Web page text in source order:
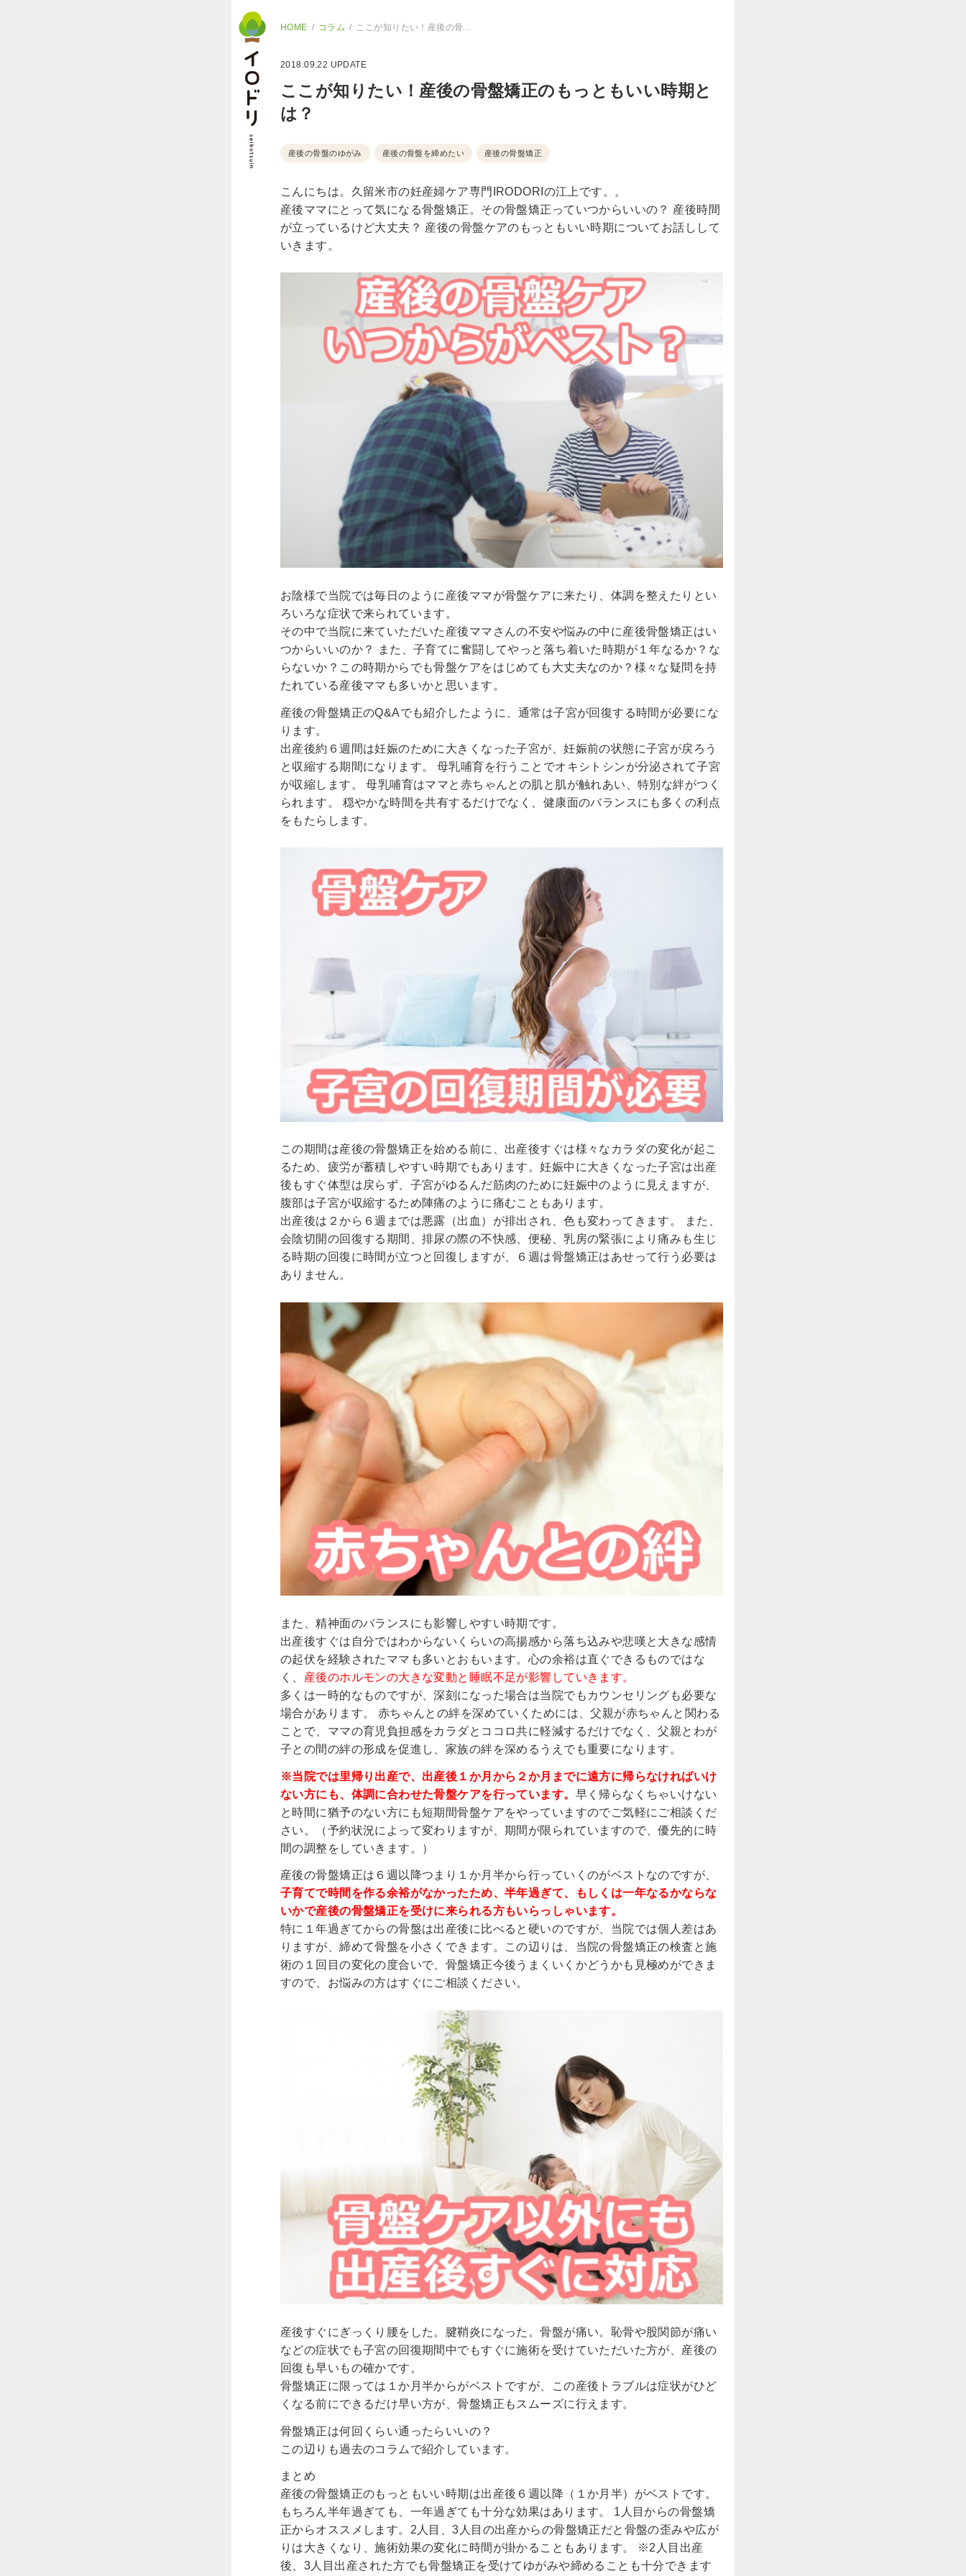
HOME コラム ここが知りたい！産後の骨...
2018.09.22 UPDATE
ここが知りたい！産後の骨盤矯正のもっともいい時期と
は？
産後の骨盤のゆがみ 産後の骨盤を締めたい 産後の骨盤矯正
こんにちは。久留米市の妊産婦ケア専門IRODORIの江上です。。
産後ママにとって気になる骨盤矯正。その骨盤矯正っていつからいいの？ 産後時間
が立っているけど大丈夫？ 産後の骨盤ケアのもっともいい時期についてお話しして
いきます。
お陰様で当院では毎日のように産後ママが骨盤ケアに来たり、体調を整えたりとい
ろいろな症状で来られています。
その中で当院に来ていただいた産後ママさんの不安や悩みの中に産後骨盤矯正はい
つからいいのか？
また、子育てに奮闘してやっと落ち着いた時期が１年なるか？な
らないか？この時期からでも骨盤ケアをはじめても大丈夫なのか？様々な疑問を持
たれている産後ママも多いかと思います。
産後の骨盤矯正のQ&Aでも紹介したように、通常は子宮が回復する時間が必要にな
ります。
出産後約６週間は妊娠のために大きくなった子宮が、妊娠前の状態に子宮が戻ろう
と収縮する期間になります。
母乳哺育を行うことでオキシトシンが分泌されて子宮
が収縮します。
母乳哺育はママと赤ちゃんとの肌と肌が触れあい、特別な絆がつく
られます。
穏やかな時間を共有するだけでなく、健康面のバランスにも多くの利点
をもたらします。
この期間は産後の骨盤矯正を始める前に、出産後すぐは様々なカラダの変化が起こ
るため、疲労が蓄積しやすい時期でもあります。妊娠中に大きくなった子宮は出産
後もすぐ体型は戻らず、子宮がゆるんだ筋肉のために妊娠中のように見えますが、
腹部は子宮が収縮するため陣痛のように痛むこともあります。
出産後は２から６週までは悪露（出血）が排出され、色も変わってきます。
また、
会陰切開の回復する期間、排尿の際の不快感、便秘、乳房の緊張により痛みも生じ
る時期の回復に時間が立つと回復しますが、６週は骨盤矯正はあせって行う必要は
ありません。
また、精神面のバランスにも影響しやすい時期です。
出産後すぐは自分ではわからないくらいの高揚感から落ち込みや悲嘆と大きな感情
の起伏を経験されたママも多いとおもいます。心の余裕は直ぐできるものではな
く、 産後のホルモンの大きな変動と睡眠不足が影響していきます。
多くは一時的なものですが、深刻になった場合は当院でもカウンセリングも必要な
場合があります。
赤ちゃんとの絆を深めていくためには、父親が赤ちゃんと関わる
ことで、ママの育児負担感をカラダとココロ共に軽減するだけでなく、父親とわが
子との間の絆の形成を促進し、家族の絆を深めるうえでも重要になります。
※当院では里帰り出産で、出産後１か月から２か月までに遠方に帰らなければいけ
ない方にも、体調に合わせた骨盤ケアを行っています。 早く帰らなくちゃいけない
と時間に猶予のない方にも短期間骨盤ケアをやっていますのでご気軽にご相談くだ
さい。（予約状況によって変わりますが、期間が限られていますので、優先的に時
間の調整をしていきます。）
産後の骨盤矯正は６週以降つまり１か月半から行っていくのがベストなのですが、
子育てで時間を作る余裕がなかったため、半年過ぎて、もしくは一年なるかならな
いかで産後の骨盤矯正を受けに来られる方もいらっしゃいます。
特に１年過ぎてからの骨盤は出産後に比べると硬いのですが、当院では個人差はあ
りますが、締めて骨盤を小さくできます。この辺りは、当院の骨盤矯正の検査と施
術の１回目の変化の度合いで、骨盤矯正今後うまくいくかどうかも見極めができま
すので、お悩みの方はすぐにご相談ください。
産後すぐにぎっくり腰をした。腱鞘炎になった。骨盤が痛い。恥骨や股関節が痛い
などの症状でも子宮の回復期間中でもすぐに施術を受けていただいた方が、産後の
回復も早いもの確かです。
骨盤矯正に限っては１か月半からがベストですが、この産後トラブルは症状がひど
くなる前にできるだけ早い方が、骨盤矯正もスムーズに行えます。
骨盤矯正は何回くらい通ったらいいの？
この辺りも過去のコラムで紹介しています。
まとめ
産後の骨盤矯正のもっともいい時期は出産後６週以降（１か月半）がベストです。
もちろん半年過ぎても、一年過ぎても十分な効果はあります。
1人目からの骨盤矯
正からオススメします。2人目、3人目の出産からの骨盤矯正だと骨盤の歪みや広が
りは大きくなり、施術効果の変化に時間が掛かることもあります。
※2人目出産
後、3人目出産された方でも骨盤矯正を受けてゆがみや締めることも十分できます